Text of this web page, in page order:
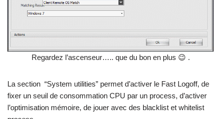
Regardez l’ascenseur….. que du bon en plus 😉 .
La section “System utilities” permet d’activer le Fast Logoff, de
fixer un seuil de consommation CPU par un process, d’activer
l’optimisation mémoire, de jouer avec des blacklist et whitelist